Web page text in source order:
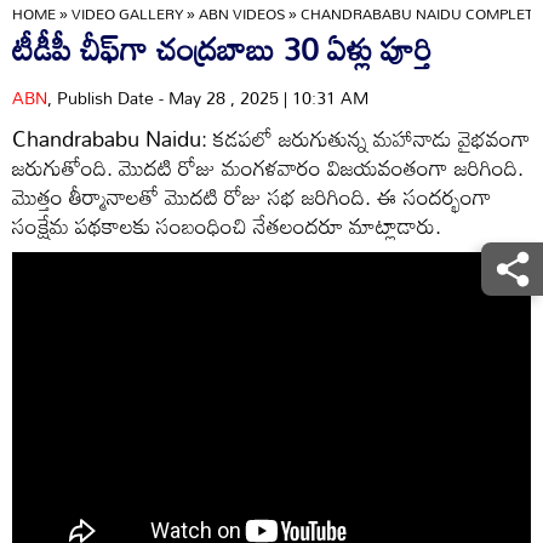
HOME»VIDEO GALLERY»ABN VIDEOS»CHANDRABABU NAIDU
టీడీపీ చీఫ్‌గా చంద్రబాబు 30 ఏళ్లు పూర్తి
ABN, Publish Date - May 28 , 2025 | 10:31 AM
Chandrababu Naidu: కడపలో జరుగుతున్న మహానాడు వైభవంగా
జరుగుతోంది. మొదటి రోజు మంగళవారం విజయవంతంగా జరిగింది.
మొత్తం తీర్మానాలతో మొదటి రోజు సభ జరిగింది. ఈ సందర్భంగా
సంక్షేమ పథకాలకు సంబంధించి నేతలందరూ మాట్లాడారు.